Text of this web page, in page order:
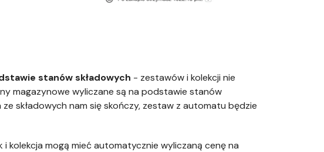
stanów składowych - zestawów i kolekcji nie
magazynowe wyliczane są na podstawie stanów
składowych nam się skończy, zestaw z automatu będzie
i kolekcja mogą mieć automatycznie wyliczaną cenę na